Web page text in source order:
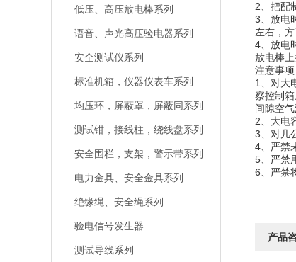
低压、高压放电棒系列
语音、声光高压验电器系列
安全测试仪系列
标准机箱，仪器仪表车系列
均压环，屏蔽罩，屏蔽同系列
测试钳，接线柱，绕线盘系列
安全围栏，支架，警示带系列
电力金具、安全金具系列
绝缘绳、安全绳系列
验电信号发生器
测试导线系列
2、把配
3、放电
左右，
4、放电
放电棒
注意事项
1、对大
察控制
间隙空
2、大电
3、对几
4、严禁
5、严禁
6、严禁
产品